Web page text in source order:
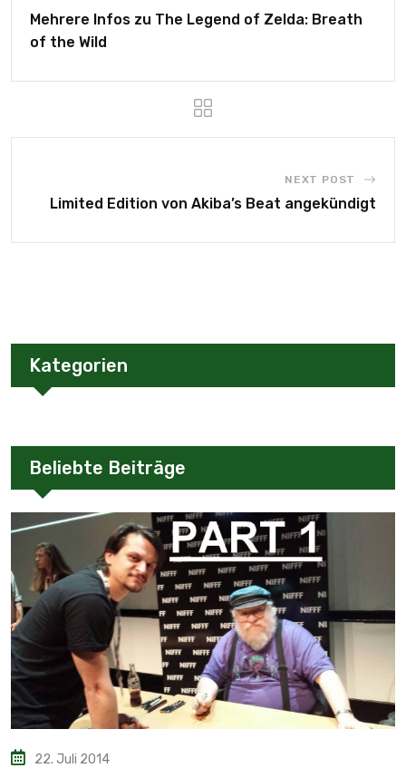
Mehrere Infos zu The Legend of Zelda: Breath
of the Wild
NEXT POST
Limited Edition von Akiba’s Beat angekündigt
Kategorien
Beliebte Beiträge
22. Juli 2014